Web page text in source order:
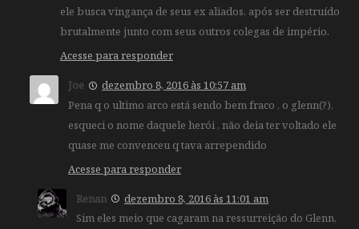
ele busca vingança de seus ex aliados, após ser destruído
brutalmente junto com seus outros colegas de império.
Acesse para responder
Joe
dezembro 8, 2016 às 10:57 am
Pena q o ultimo arco está sendo bem fraco , o glenn(?),
esqueci o nome daquele herói , não deia ter voltado ele
quase me convenceu q tava arrependido
Acesse para responder
Renan
dezembro 8, 2016 às 11:01 am
Sim eles meio que cagaram na ressurreição do Glenn,